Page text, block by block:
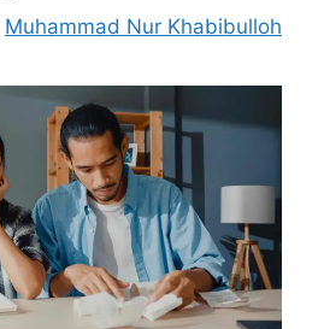
Muhammad Nur Khabibulloh